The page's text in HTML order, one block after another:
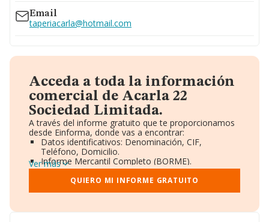
Email
taperiacarla@hotmail.com
Acceda a toda la información
comercial de Acarla 22
Sociedad Limitada.
A través del informe gratuito que te proporcionamos
desde Einforma, donde vas a encontrar:
Datos identificativos: Denominación, CIF,
Teléfono, Domicilio.
Informe Mercantil Completo (BORME).
Gráficos de Evolución Ventas y Empleados.
Consejo de Administración y Administradores.
Directivos y Ejecutivos.
Ver más
QUIERO MI INFORME GRATUITO